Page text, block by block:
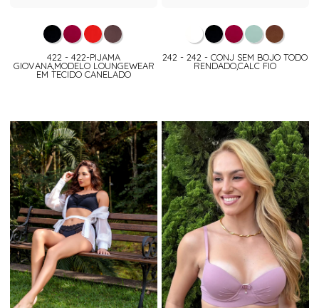
422 - 422-PIJAMA
GIOVANA,MODELO LOUNGEWEAR
EM TECIDO CANELADO
242 - 242 - CONJ SEM BOJO TODO
RENDADO,CALC FIO